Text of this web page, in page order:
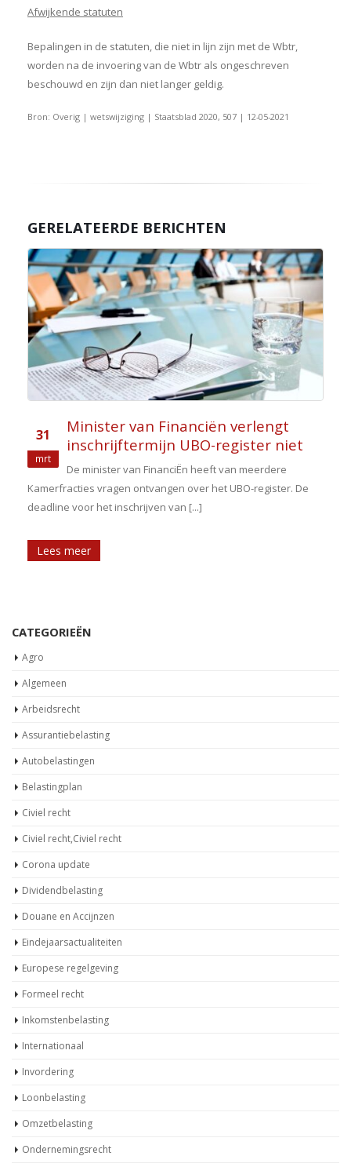
Afwijkende statuten
Bepalingen in de statuten, die niet in lijn zijn met de Wbtr,
worden na de invoering van de Wbtr als ongeschreven
beschouwd en zijn dan niet langer geldig.
Bron: Overig | wetswijziging | Staatsblad 2020, 507 | 12-05-2021
GERELATEERDE BERICHTEN
31
mrt
Minister van Financiën verlengt
inschrijftermijn UBO-register niet
De minister van FinanciËn heeft van meerdere
Kamerfracties vragen ontvangen over het UBO-register. De
deadline voor het inschrijven van [...]
Lees meer
CATEGORIEËN
Agro
Algemeen
Arbeidsrecht
Assurantiebelasting
Autobelastingen
Belastingplan
Civiel recht
Civiel recht,Civiel recht
Corona update
Dividendbelasting
Douane en Accijnzen
Eindejaarsactualiteiten
Europese regelgeving
Formeel recht
Inkomstenbelasting
Internationaal
Invordering
Loonbelasting
Omzetbelasting
Ondernemingsrecht